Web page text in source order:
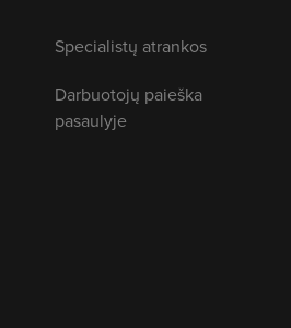
Specialistų atrankos
Darbuotojų paieška
pasaulyje